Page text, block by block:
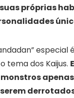
próprias
especial
tema dos Kaijus.